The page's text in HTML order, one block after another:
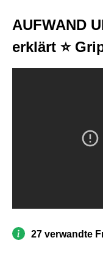
AUFWAND
erklärt ⭐
27 verwandte